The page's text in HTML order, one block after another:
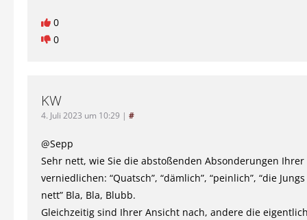
0
0
KW
4. Juli 2023 um 10:29 | #
@Sepp
Sehr nett, wie Sie die abstoßenden Absonderungen Ihrer
verniedlichen: “Quatsch”, “dämlich”, “peinlich”, “die
nett” Bla, Bla, Blubb.
Gleichzeitig sind Ihrer Ansicht nach, andere die